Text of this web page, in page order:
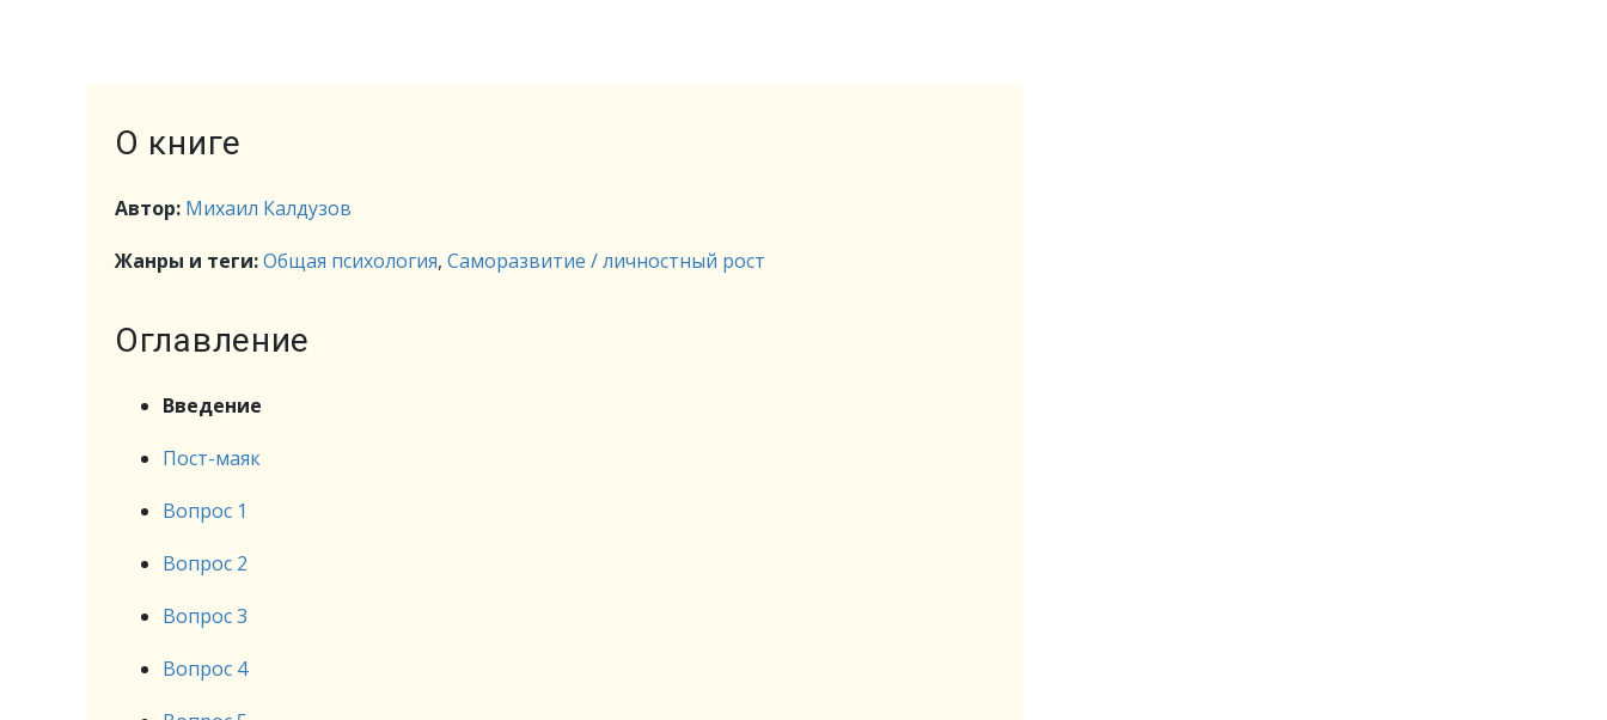
О книге
Автор: Михаил Калдузов
Жанры и теги:Общая психология, Саморазвитие / личностный рост
Оглавление
Введение
Пост-маяк
Вопрос 1
Вопрос 2
Вопрос 3
Вопрос 4